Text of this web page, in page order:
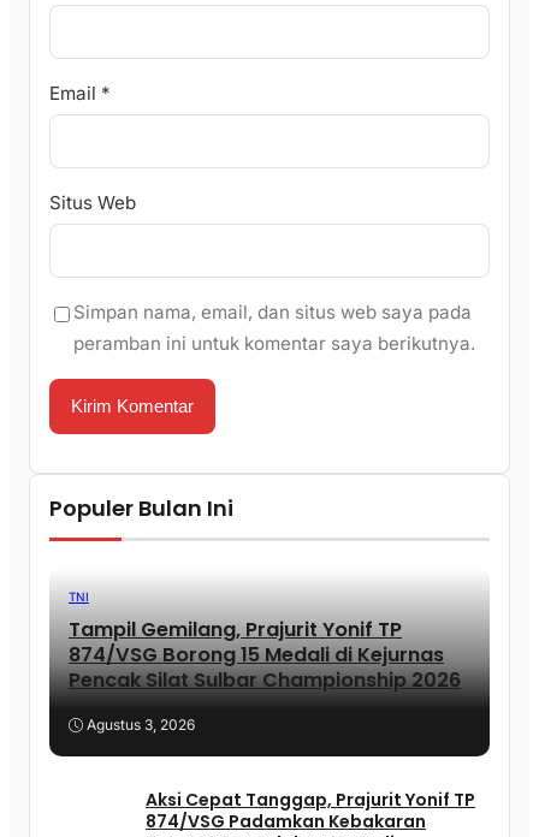
Email *
Situs Web
Simpan nama, email, dan situs web saya pada
peramban ini untuk komentar saya berikutnya.
Populer Bulan Ini
TNI
Tampil Gemilang, Prajurit Yonif TP
874/VSG Borong 15 Medali di Kejurnas
Pencak Silat Sulbar Championship 2026
Agustus 3, 2026
Aksi Cepat Tanggap, Prajurit Yonif TP
874/VSG Padamkan Kebakaran